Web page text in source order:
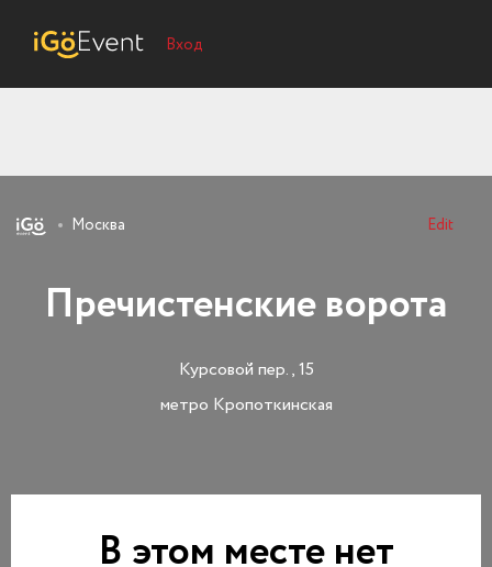
Вход
Москва Edit
Пречистенские ворота
Курсовой пер., 15
метро Кропоткинская
В этом месте нет